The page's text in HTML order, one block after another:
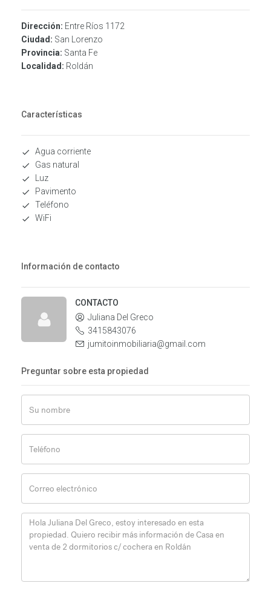
Dirección: Entre Ríos 1172
Ciudad: San Lorenzo
Provincia: Santa Fe
Localidad: Roldán
Características
Agua corriente
Gas natural
Luz
Pavimento
Teléfono
WiFi
Información de contacto
CONTACTO
Juliana Del Greco
3415843076
jumitoinmobiliaria@gmail.com
Preguntar sobre esta propiedad